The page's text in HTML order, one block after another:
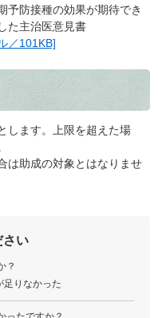
予防接種の効果が期待でき
た主治医意見書
／101KB]
します。上限を超えた場
は助成の対象とはなりませ
さい
？
足りなかった